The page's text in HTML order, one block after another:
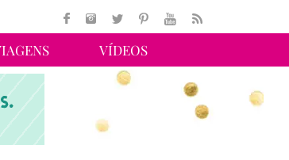
VÍDEOS